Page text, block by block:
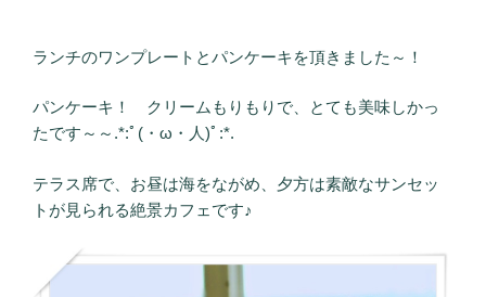
ランチのワンプレートとパンケーキを頂きました～！
パンケーキ！ クリームもりもりで、とても美味しかっ
たです～～.*:ﾟ(・ω・人)ﾟ:*.
テラス席で、お昼は海をながめ、夕方は素敵なサンセッ
トが見られる絶景カフェです♪